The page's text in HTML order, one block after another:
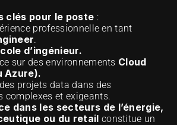
clés pour le poste :
professionnelle en tant
.
d’ingénieur.
sur des environnements Cloud
Azure).
projets data dans des
complexes et exigeants.
dans les secteurs de l’énergie,
ou du retail constitue un